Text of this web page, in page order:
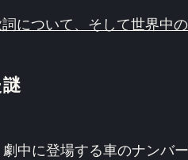
について、そして世界中
中に登場する車のナンバ